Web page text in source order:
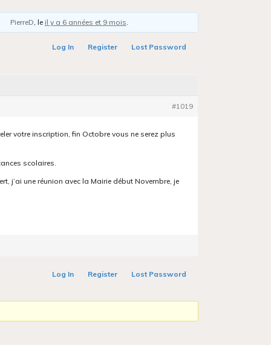
PierreD , le il y a 6 années et 9 mois
Log In Register
Lost Password
#1019
votre inscription, fin Octobre vous ne serez plus
scolaires.
j’ai une réunion avec la Mairie début Novembre, je
Log In Register
Lost Password